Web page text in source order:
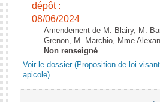
dépôt :
08/06/2024
Amendement de M. Blairy, M.
Grenon, M. Marchio, Mme
Non renseigné
Voir le dossier (Proposition de loi
apicole)